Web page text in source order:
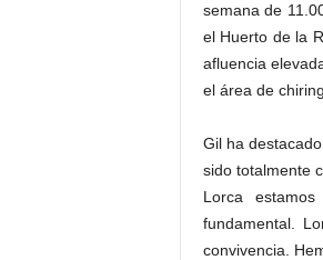
semana de
el Huerto de la
afluencia
el área de
Gil ha
sido totalmente
Lorca
fundamental.
convivencia.